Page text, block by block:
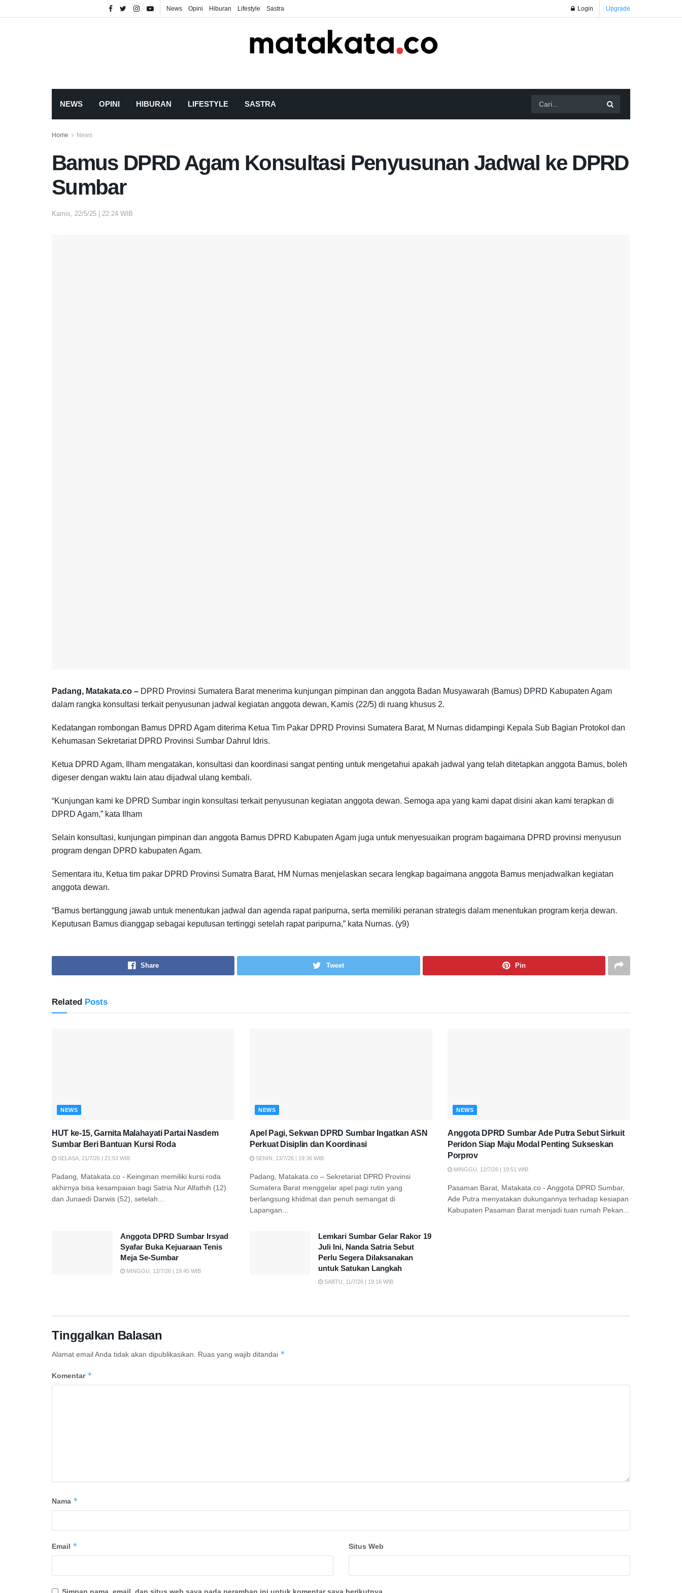
News Opini Hiburan Lifestyle Sastra Login Upgrade
NEWS OPINI HIBURAN LIFESTYLE SASTRA
Home News
Bamus DPRD Agam Konsultasi Penyusunan Jadwal ke DPRD
Sumbar
Kamis, 22/5/25 | 22:24 WIB
Padang, Matakata.co – DPRD Provinsi Sumatera Barat menerima kunjungan pimpinan dan anggota Badan Musyawarah (Bamus) DPRD Kabupaten Agam
dalam rangka konsultasi terkait penyusunan jadwal kegiatan anggota dewan, Kamis (22/5) di ruang khusus 2.
Kedatangan rombongan Bamus DPRD Agam diterima Ketua Tim Pakar DPRD Provinsi Sumatera Barat, M Nurnas didampingi Kepala Sub Bagian Protokol dan
Kehumasan Sekretariat DPRD Provinsi Sumbar Dahrul Idris.
Ketua DPRD Agam, Ilham mengatakan, konsultasi dan koordinasi sangat penting untuk mengetahui apakah jadwal yang telah ditetapkan anggota Bamus, boleh
digeser dengan waktu lain atau dijadwal ulang kembali.
“Kunjungan kami ke DPRD Sumbar ingin konsultasi terkait penyusunan kegiatan anggota dewan. Semoga apa yang kami dapat disini akan kami terapkan di
DPRD Agam,” kata Ilham
Selain konsultasi, kunjungan pimpinan dan anggota Bamus DPRD Kabupaten Agam juga untuk menyesuaikan program bagaimana DPRD provinsi menyusun
program dengan DPRD kabupaten Agam.
Sementara itu, Ketua tim pakar DPRD Provinsi Sumatra Barat, HM Nurnas menjelaskan secara lengkap bagaimana anggota Bamus menjadwalkan kegiatan
anggota dewan.
“Bamus bertanggung jawab untuk menentukan jadwal dan agenda rapat paripurna, serta memiliki peranan strategis dalam menentukan program kerja dewan.
Keputusan Bamus dianggap sebagai keputusan tertinggi setelah rapat paripurna,” kata Nurnas. (y9)
Share Tweet Pin
Related Posts
NEWS
HUT ke-15, Garnita Malahayati Partai Nasdem
Sumbar Beri Bantuan Kursi Roda
SELASA, 21/7/26 | 21:53 WIB
Padang, Matakata.co - Keinginan memiliki kursi roda
akhirnya bisa kesampaian bagi Satria Nur Alfathih (12)
dan Junaedi Darwis (52), setelah...
NEWS
Apel Pagi, Sekwan DPRD Sumbar Ingatkan ASN
Perkuat Disiplin dan Koordinasi
SENIN, 13/7/26 | 19:36 WIB
Padang, Matakata.co – Sekretariat DPRD Provinsi
Sumatera Barat menggelar apel pagi rutin yang
berlangsung khidmat dan penuh semangat di
Lapangan...
NEWS
Anggota DPRD Sumbar Ade Putra Sebut Sirkuit
Peridon Siap Maju Modal Penting Sukseskan
Porprov
MINGGU, 12/7/26 | 19:51 WIB
Pasaman Barat, Matakata.co - Anggota DPRD Sumbar,
Ade Putra menyatakan dukungannya terhadap kesiapan
Kabupaten Pasaman Barat menjadi tuan rumah Pekan...
Anggota DPRD Sumbar Irsyad
Syafar Buka Kejuaraan Tenis
Meja Se-Sumbar
MINGGU, 12/7/26 | 19:45 WIB
Lemkari Sumbar Gelar Rakor 19
Juli Ini, Nanda Satria Sebut
Perlu Segera Dilaksanakan
untuk Satukan Langkah
SABTU, 11/7/26 | 19:16 WIB
Tinggalkan Balasan
Alamat email Anda tidak akan dipublikasikan. Ruas yang wajib ditandai *
Komentar *
Nama *
Email * Situs Web